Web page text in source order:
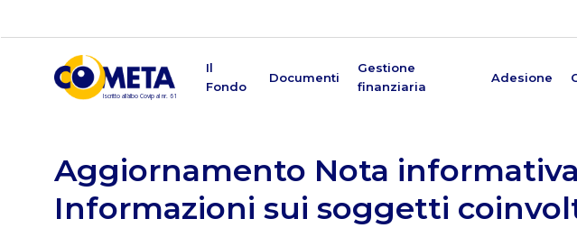
Il
Fondo
Documenti
Gestione
finanziaria
Adesione
Aggiornamento Nota
Informazioni sui soggetti